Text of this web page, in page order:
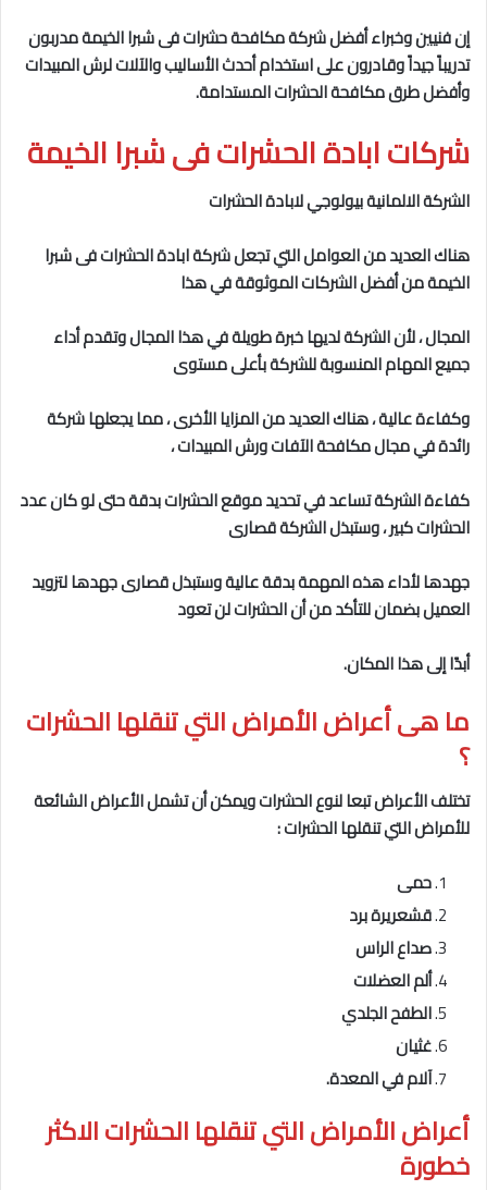
إن فنيين وخبراء أفضل شركة مكافحة حشرات فى شبرا الخيمةمدربون
تدريباً جيداً وقادرون على استخدام أحدث الأساليب والآلات لرش المبيدات
وأفضل طرق مكافحة الحشرات المستدامة.
شركات ابادة الحشرات فى شبرا الخيمة
الشركة الالمانية بيولوجي لابادة الحشرات
هناك العديد من العوامل التي تجعل شركة ابادة الحشرات فى شبرا
الخيمةمن أفضل الشركات الموثوقة في هذا
المجال ، لأن الشركة لديها خبرة طويلة في هذا المجال وتقدم أداء
جميع المهام المنسوبة للشركة بأعلى مستوى
وكفاءة عالية ، هناك العديد من المزايا الأخرى ، مما يجعلها شركة
رائدة في مجال مكافحة الآفات ورش المبيدات ،
كفاءة الشركة تساعد في تحديد موقع الحشرات بدقة حتى لو كان عدد
الحشرات كبير ، وستبذل الشركة قصارى
جهدها لأداء هذه المهمة بدقة عالية وستبذل قصارى جهدها لتزويد
العميل بضمان للتأكد من أن الحشرات لن تعود
أبدًا إلى هذا المكان.
ما هىأعراض الأمراض التي تنقلها الحشرات
؟
تختلف الأعراض تبعا لنوع الحشرات ويمكن أن تشمل الأعراض الشائعة
للأمراض التي تنقلها الحشرات :
حمى
قشعريرة برد
صداع الراس
ألم العضلات
الطفح الجلدي
غثيان
آلام في المعدة.
أعراض الأمراض التي تنقلها الحشراتالاكثر
خطورة